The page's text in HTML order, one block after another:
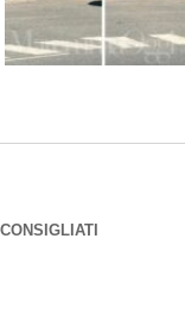
CONSIGLIATI